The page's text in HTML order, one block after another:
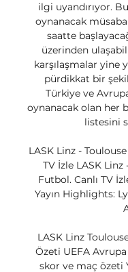
ilgi uyandırıyor.
oynanacak
saatte
üzerinden
karşılaşmalar yine
pürdikkat bir
Türkiye ve
oynanacak olan her
listesini
LASK Linz -
TV İzle LASK
Futbol. Canlı TV
Yayın Highlights:
LASK Linz
Özeti UEFA
skor ve maç özeti